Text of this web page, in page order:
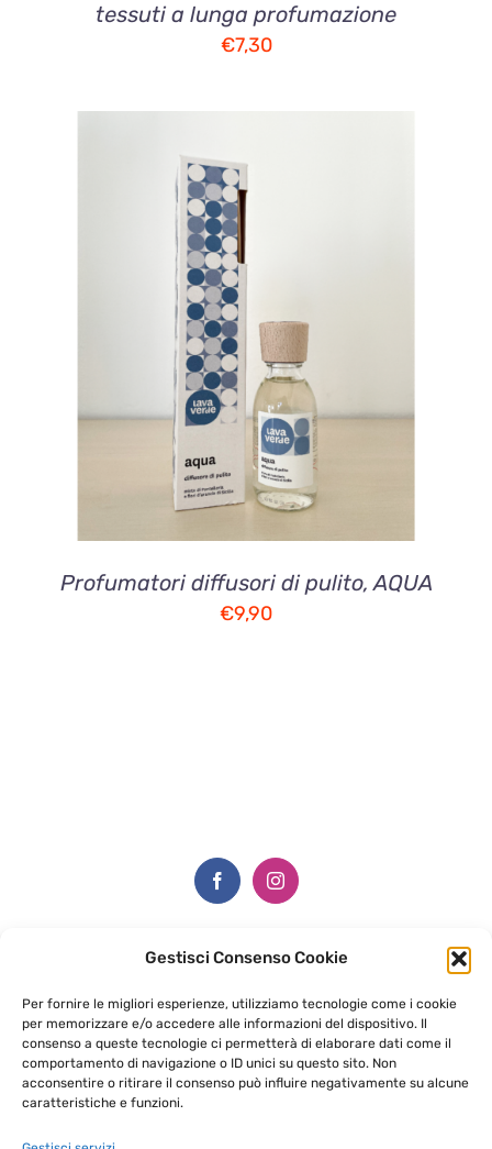
Gestisci Consenso Cookie
Per fornire le migliori esperienze, utilizziamo tecnologie come i cookie
per memorizzare e/o accedere alle informazioni del dispositivo. Il
consenso a queste tecnologie ci permetterà di elaborare dati come il
comportamento di navigazione o ID unici su questo sito. Non
acconsentire o ritirare il consenso può influire negativamente su alcune
caratteristiche e funzioni.
tessuti a lunga profumazione
€7,30
AGGIUNGI AL CARRELLO
Profumatori diffusori di pulito, AQUA
€9,90
23811 Ballabio LC
Cell. +39 350 154 8332
info@edicolacreativa.it